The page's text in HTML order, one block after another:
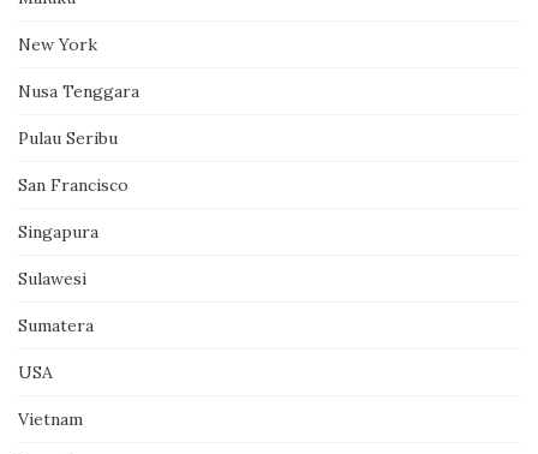
New York
Nusa Tenggara
Pulau Seribu
San Francisco
Singapura
Sulawesi
Sumatera
USA
Vietnam